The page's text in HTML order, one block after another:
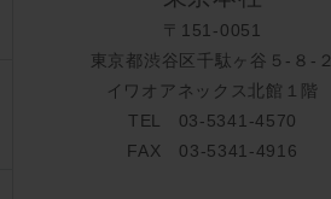
〒151-0051
東京都渋谷区千駄ヶ谷５-８-２
イワオアネックス北館１階
TEL 03-5341-4570
FAX 03-5341-4916